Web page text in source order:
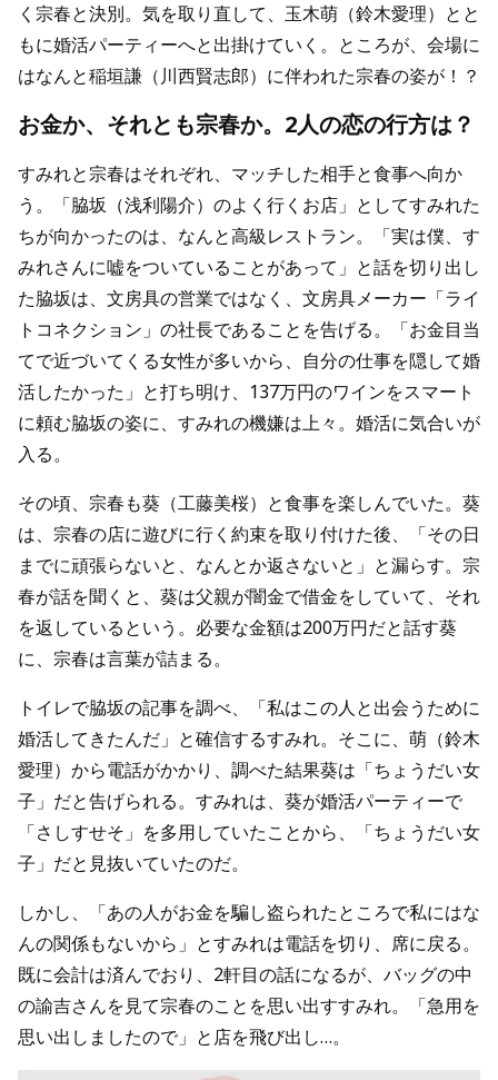
く宗春と決別。気を取り直して、玉木萌（鈴木愛理）とと
もに婚活パーティーへと出掛けていく。ところが、会場に
はなんと稲垣謙（川西賢志郎）に伴われた宗春の姿が！？
お金か、それとも宗春か。2人の恋の行方は？
すみれと宗春はそれぞれ、マッチした相手と食事へ向か
う。「脇坂（浅利陽介）のよく行くお店」としてすみれた
ちが向かったのは、なんと高級レストラン。「実は僕、す
みれさんに嘘をついていることがあって」と話を切り出し
た脇坂は、文房具の営業ではなく、文房具メーカー「ライ
トコネクション」の社長であることを告げる。「お金目当
てで近づいてくる女性が多いから、自分の仕事を隠して婚
活したかった」と打ち明け、137万円のワインをスマート
に頼む脇坂の姿に、すみれの機嫌は上々。婚活に気合いが
入る。
その頃、宗春も葵（工藤美桜）と食事を楽しんでいた。葵
は、宗春の店に遊びに行く約束を取り付けた後、「その日
までに頑張らないと、なんとか返さないと」と漏らす。宗
春が話を聞くと、葵は父親が闇金で借金をしていて、それ
を返しているという。必要な金額は200万円だと話す葵
に、宗春は言葉が詰まる。
トイレで脇坂の記事を調べ、「私はこの人と出会うために
婚活してきたんだ」と確信するすみれ。そこに、萌（鈴木
愛理）から電話がかかり、調べた結果葵は「ちょうだい女
子」だと告げられる。すみれは、葵が婚活パーティーで
「さしすせそ」を多用していたことから、「ちょうだい女
子」だと見抜いていたのだ。
しかし、「あの人がお金を騙し盗られたところで私にはな
んの関係もないから」とすみれは電話を切り、席に戻る。
既に会計は済んでおり、2軒目の話になるが、バッグの中
の諭吉さんを見て宗春のことを思い出すすみれ。「急用を
思い出しましたので」と店を飛び出し…。